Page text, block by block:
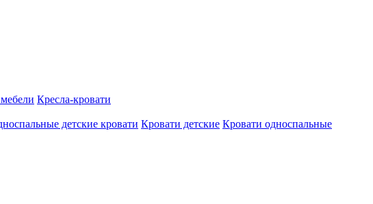
Кресла-кровати
детские кровати Кровати детские Кровати односпальные